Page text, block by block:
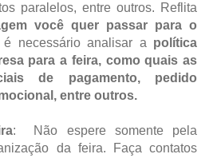
paralelos, entre outros. Reflita
você quer passar para o
é necessário analisar a política
para a feira, como quais as
de pagamento, pedido
entre outros.
: Não espere somente pela
da feira. Faça contatos